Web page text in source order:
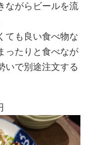
ながらビールを流
ても良い食べ物な
ったりと食べなが
いで別途注文する